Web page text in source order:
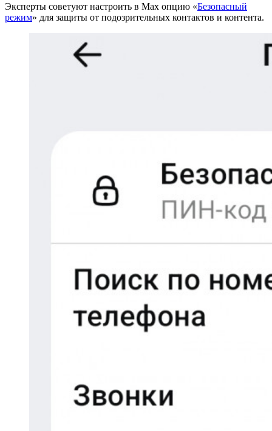
Эксперты советуют настроить в Max опцию «Безопасный
режим» для защиты от подозрительных контактов и контента.